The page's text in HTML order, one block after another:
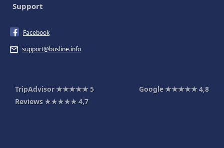
Support
Facebook
support@busline.info
TripAdvisor ★★★★★5 Google ★★★★★4,8
Reviews ★★★★★4,7